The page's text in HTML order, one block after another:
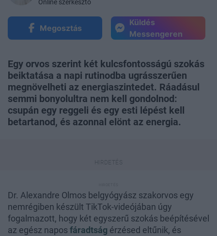
Online szerkesztő
Megosztás
Küldés
Messengeren
Egy orvos szerint két kulcsfontosságú szokás
beiktatása a napi rutinodba ugrásszerűen
megnövelheti az energiaszintedet. Ráadásul
semmi bonyolultra nem kell gondolnod:
csupán egy reggeli és egy esti lépést kell
betartanod, és azonnal elönt az energia.
Dr. Alexandre Olmos belgyógyász szakorvos egy
nemrégiben készült TikTok-videójában úgy
fogalmazott, hogy két egyszerű szokás beépítésével
az egész napos fáradtság érzésed eltűnik, és